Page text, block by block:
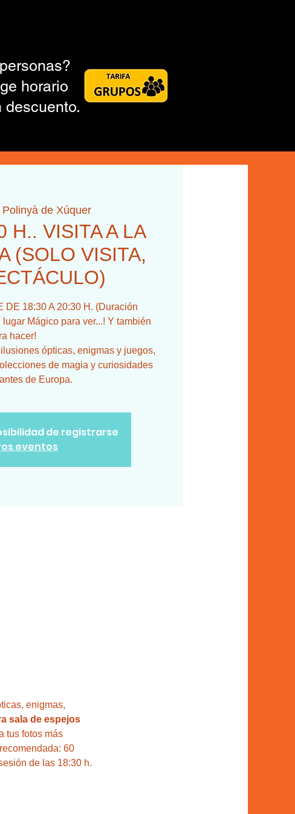
horario
descuento.
Polinyà de Xúquer
H.. VISITA A LA
(SOLO VISITA,
DE 18:30 A 20:30 H. (Duración
Mágico para ver...! Y también
hacer!
ópticas, enigmas y juegos,
de magia y curiosidades
de Europa.
de registrarse
eventos
enigmas,
sala de espejos
tus fotos más
60
de las 18:30 h.